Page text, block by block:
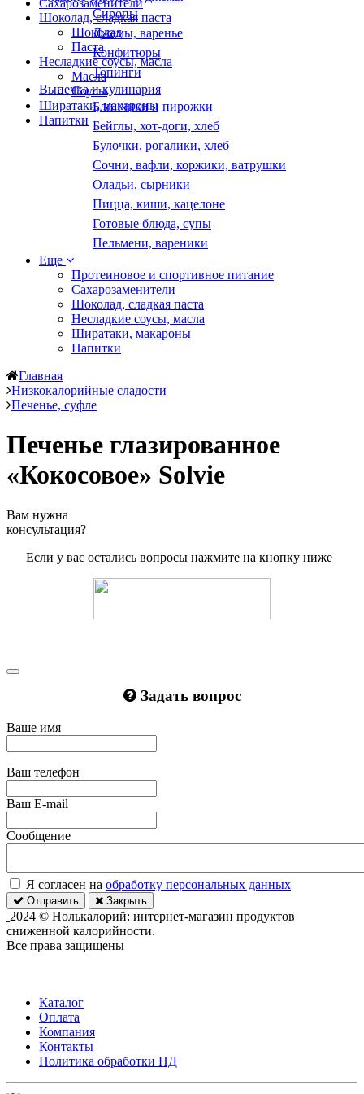
Сахарозаменители
Шоколад, сладкая паста
Шоколад
Паста
Несладкие соусы, масла
Масла
Соусы
Ширатаки, макароны
Напитки
Сиропы
Джемы, варенье
Конфитюры
Топинги
Выпечка и кулинария
Блинчики и пирожки
Бейглы, хот-доги, хлеб
Булочки, рогалики, хлеб
Сочни, вафли, коржики, ватрушки
Оладьи, сырники
Пицца, киши, кацелоне
Готовые блюда, супы
Пельмени, вареники
Еще
Протеиновое и спортивное питание
Сахарозаменители
Шоколад, сладкая паста
Несладкие соусы, масла
Ширатаки, макароны
Напитки
Главная
Низкокалорийные сладости
Печенье, суфле
Печенье глазированное
«Кокосовое» Solvie
Вам нужна
консультация?
Если у вас остались вопросы нажмите на кнопку ниже
Задать вопрос
Ваше имя
Ваш телефон
Ваш E-mail
Сообщение
Я согласен на обработку персональных данных
Отправить Закрыть
2024 © Нолькалорий: интернет-магазин продуктов
сниженной калорийности.
Все права защищены
Каталог
Оплата
Компания
Контакты
Политика обработки ПД